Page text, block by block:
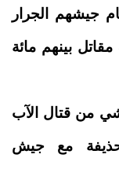
جيشهم الجرار
بينهم مائة
من قتال الآب
حذيفة مع جيش